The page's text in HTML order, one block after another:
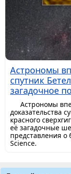
Астрономы
спутник
загадочное
Астрономы
доказательства
красного
её загадочные
представления
Science.